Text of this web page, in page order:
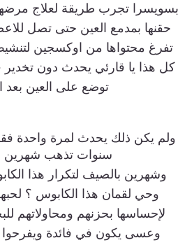
بسويسرا تجرب طريقة لعلاج
حقنها بمدمع العين حتى تصل
تفرغ محتواها من اوكسجين
كل هذا يا قارئي يحدث دون
توضع على العين بعد
ولم يكن ذلك يحدث لمرة واحدة
سنوات تذهب شهرين
وشهرين بالصيف لتكرار هذا
وحي لقمان هذا الكابوس ؟ لحبها
لإحساسها بحزنهم ومحاولاتهم
وعسى يكون في فائدة